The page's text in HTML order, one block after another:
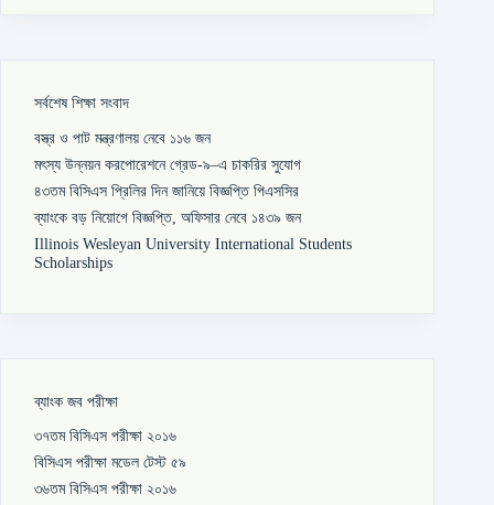
সর্বশেষ শিক্ষা সংবাদ
বস্ত্র ও পাট মন্ত্রণালয় নেবে ১১৬ জন
মৎস্য উন্নয়ন করপোরেশনে গ্রেড-৯–এ চাকরির সুযোগ
৪৩তম বিসিএস প্রিলির দিন জানিয়ে বিজ্ঞপ্তি পিএসসির
ব্যাংকে বড় নিয়োগে বিজ্ঞপ্তি, অফিসার নেবে ১৪৩৯ জন
Illinois Wesleyan University International Students
Scholarships
ব্যাংক জব পরীক্ষা
৩৭তম বিসিএস পরীক্ষা ২০১৬
বিসিএস পরীক্ষা মডেল টেস্ট ৫৯
৩৬তম বিসিএস পরীক্ষা ২০১৬